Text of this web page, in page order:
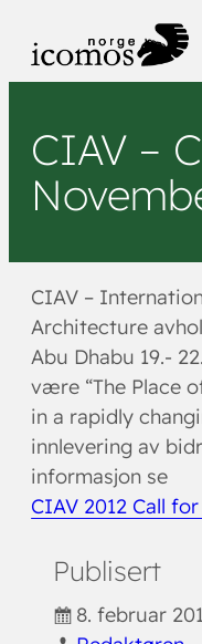
innhold
CIAV –
CIAV –
Architecture
Abu Dhabu 19.-
være “The Place
in a rapidly
innlevering av
informasjon se
CIAV 2012 Call
Publisert
8. februar